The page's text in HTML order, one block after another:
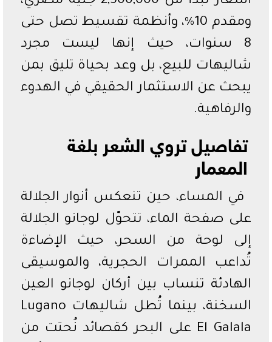
ومقدم 10%، وأنظمة تقسيط تصل حتى
8 سنوات، حيث إنها ليست مجرد
شاليهات للبيع، بل وعد بحياة تليق بمن
يبحث عن الاستثمار الحقيقي في الهدوء
والرفاهية.
تفاصيل تروي الشعر بلغة
المعمار
في المساء، حين تنعكس أنوار الجلالة
على صفحة الماء، تتحوّل لوجانو الجلالة
إلى لوحة من السحر، حيث الإضاءة
تُداعب الممرات الحجرية، والموسيقى
الهادئة تنساب بين أركان لوجانو العين
السخنة، بينما تُطل شاليهات Lugano
El Galala على البحر كقصائد نُحتت من